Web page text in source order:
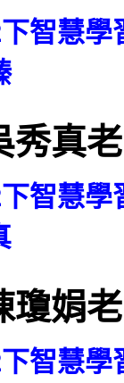
智慧學
秀真
智慧學
瓊娟
智慧學